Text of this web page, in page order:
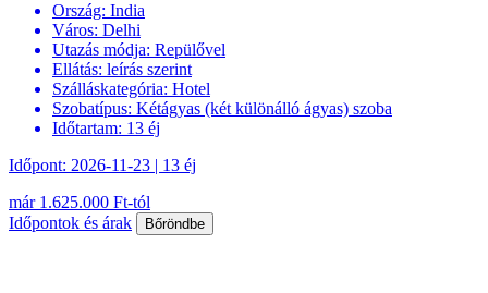
Ország: India
Város: Delhi
Utazás módja: Repülővel
Ellátás: leírás szerint
Szálláskategória: Hotel
Szobatípus: Kétágyas (két különálló ágyas) szoba
Időtartam: 13 éj
Időpont: 2026-11-23 | 13 éj
már 1.625.000 Ft-tól
Időpontok és árak
Bőröndbe